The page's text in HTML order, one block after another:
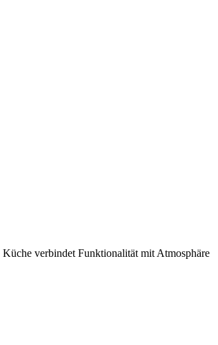
verbindet Funktionalität mit Atmosphäre